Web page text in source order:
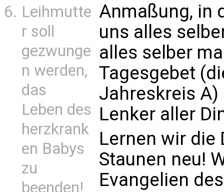
Leihmutte
r soll
gezwunge
n werden,
das
Leben des
herzkrank
en Babys
zu
beenden!
Anmaßung, in
uns alles
alles selber
Tagesgebet
Jahreskreis A)
Lenker aller
Lernen wir die
Staunen neu!
Evangelien